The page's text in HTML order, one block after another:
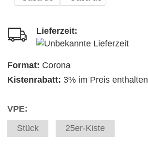
Lieferzeit:
Format: Corona
Kistenrabatt: 3% im Preis enthalten
VPE:
Stück
25er-Kiste